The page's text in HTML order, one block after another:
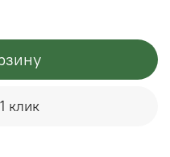
клик